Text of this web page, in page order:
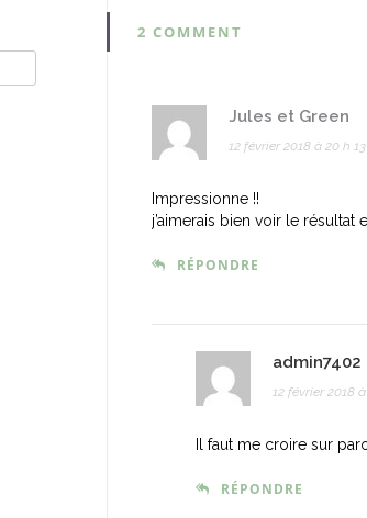
2 COMMENT
Jules et Green
12 février 2018 à 20 h
Impressionne !!
j’aimerais bien voir le résultat
RÉPONDRE
admin7402
12 février 2018
Il faut me croire sur
RÉPONDRE